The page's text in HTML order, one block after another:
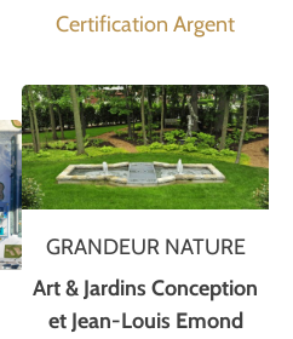
Certification Argent
GRANDEUR NATURE
Art & Jardins Conception
et Jean-Louis Emond